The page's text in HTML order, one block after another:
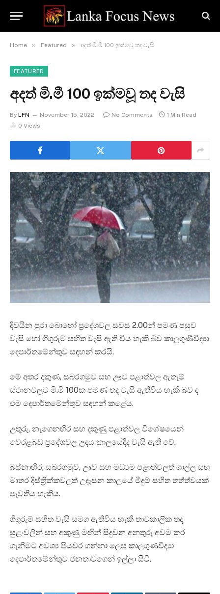
Home » Featured » අදත් මි.මී 100 ඉක්මවූ තද වැසි
FEATURED
අදත් මි.මී 100 ඉක්මවූ තද වැසි
By LFN November 15, 2022 No Comments
1 Min Read
0 Views
දිවයින පුරා බොහෝ ප්‍රදේශවල සවස 2.00න් පමණ පසුව
වැසි හෝ ගිගුරුම් සහිත වැසි ඇති විය හැකි බව කාලගුණිවිද්‍යා
දෙපාර්තමේන්තුව සඳහන් කරයි.
මේ අතර දකුණ, සබරගමුව සහ ඌව පළාත්වල ඇතැම්
ස්ථානවලට මි.මී 100ක පමණ තද වැසි ඇතිවිය හැකි බව ද
එම දෙපාර්තමේන්තුව සඳහන් කළේය.
උතුරු, නැගෙනහිර සහ දකුණු පළාත්වල විශේෂයෙන්
වෙරළබඩ ප්‍රදේශවල උදය කාලයේදීද වැසි ඇති වේ.
බස්නාහිර, සබරගමුව, ඌව සහ මධ්‍යම පළාත්වලත් ගාල්ල සහ
මාතර දිස්ත්‍රික්කවලත් උදෑසන කාලයේ මීදුම් සහිත තත්ත්වයක්
පැවතිය හැකිය.
ගිගුරුම් සහිත වැසි සමග ඇතිවිය හැකි තාවකාලික තද
සුළංවලින් සහ අකුණු මඟින් සිදුවන අනතුරු අවම කර
ගැනීමට අවශ්‍ය පියවර ගන්නා ලෙස කාලගුණවිද්‍යා
දෙපාර්තමේන්තුව ජනතාවගෙන් ඉල්ලා සිටී.